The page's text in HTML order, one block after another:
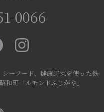
0066
ーフード、健康野菜を使った鉄
町「ルモンドふじがや」